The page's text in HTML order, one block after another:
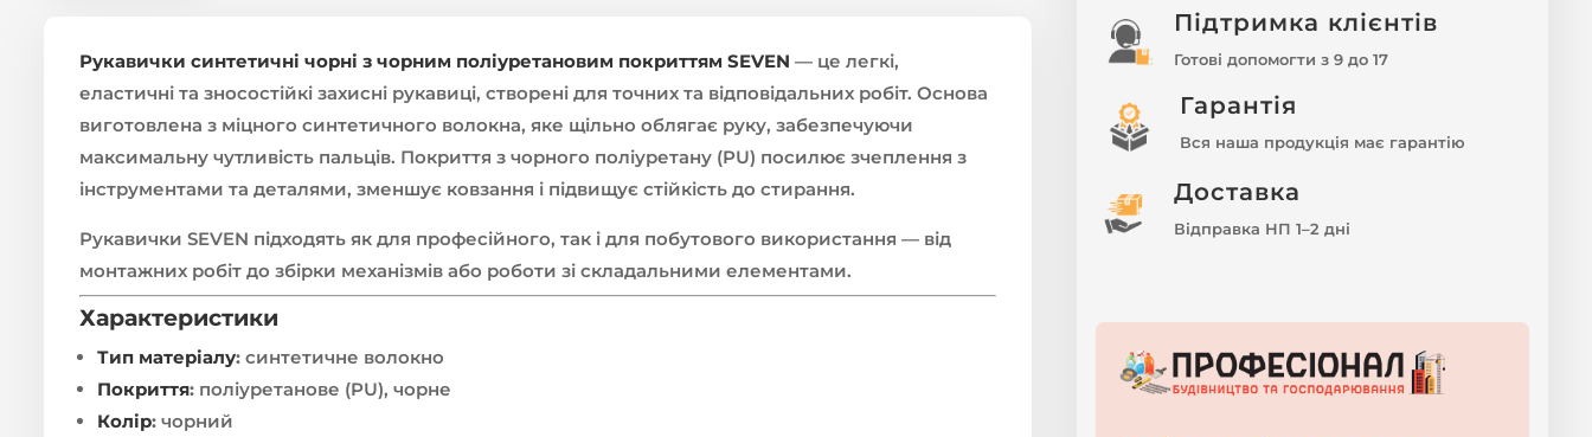
Рукавички синтетичні чорні з чорним поліуретановим покриттям SEVEN — це легкі,
еластичні та зносостійкі захисні рукавиці, створені для точних та відповідальних робіт. Основа
виготовлена з міцного синтетичного волокна, яке щільно облягає руку, забезпечуючи
максимальну чутливість пальців. Покриття з чорного поліуретану (PU) посилює зчеплення з
інструментами та деталями, зменшує ковзання і підвищує стійкість до стирання.
Рукавички SEVEN підходять як для професійного, так і для побутового використання — від
монтажних робіт до збірки механізмів або роботи зі складальними елементами.
Характеристики
Тип матеріалу: синтетичне волокно
Покриття: поліуретанове (PU), чорне
Колір: чорний
Підтримка клієнтів
Готові допомогти з 9 до 17
Гарантія
Вся наша продукція має гарантію
Доставка
Відправка НП 1–2 дні